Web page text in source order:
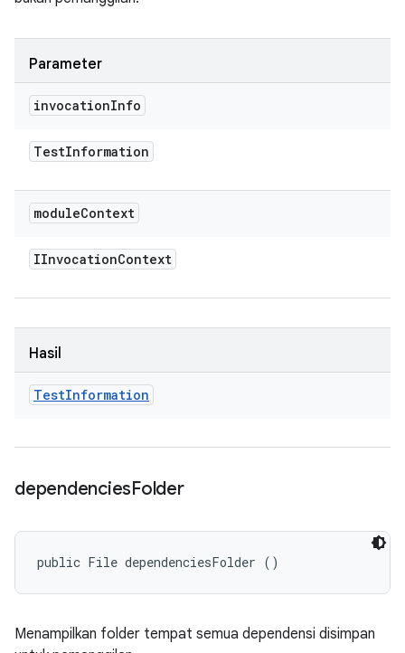
Parameter
invocationInfo
TestInformation
moduleContext
IInvocationContext
Hasil
TestInformation
dependenciesFolder
public File dependenciesFolder ()
Menampilkan folder tempat semua dependensi disimpan